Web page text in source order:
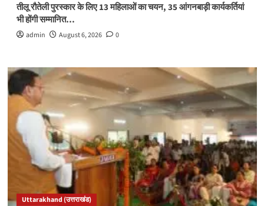
तीलू रौतेली पुरस्कार के लिए 13 महिलाओं का चयन, 35 आंगनबाड़ी कार्यकर्तियां
भी होंगी सम्मानित…
admin August 6, 2026 0
Uttarakhand (उत्तराखंड)